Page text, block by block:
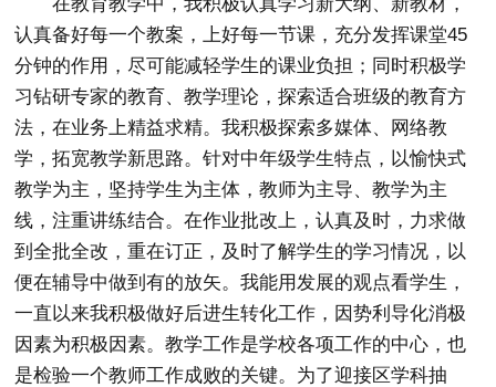
认真备好每一个教案，上好每一节课，充分发挥课堂45
分钟的作用，尽可能减轻学生的课业负担；同时积极学
习钻研专家的教育、教学理论，探索适合班级的教育方
法，在业务上精益求精。我积极探索多媒体、网络教
学，拓宽教学新思路。针对中年级学生特点，以愉快式
教学为主，坚持学生为主体，教师为主导、教学为主
线，注重讲练结合。在作业批改上，认真及时，力求做
到全批全改，重在订正，及时了解学生的学习情况，以
便在辅导中做到有的放矢。我能用发展的观点看学生，
一直以来我积极做好后进生转化工作，因势利导化消极
因素为积极因素。教学工作是学校各项工作的中心，也
是检验一个教师工作成败的关键。为了迎接区学科抽